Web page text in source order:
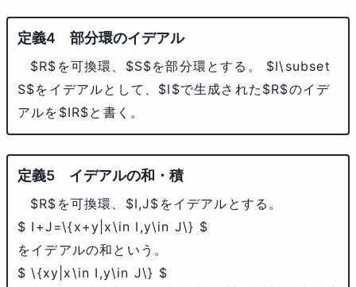
部分環のイデアル
$R$ を可換環、 $S$を部分環とする。 $I\subset
S$をイデアルとして、 $I$で生成された $R$のイデ
アルを $IR$と書く。
イデアルの和・積
$R$ を可換環、 $I,J$ をイデアルとする。
$ I+J=\{x+y|x\in I,y\in J\} $
をイデアルの和という。
$ \{xy|x\in I,y\in J\} $